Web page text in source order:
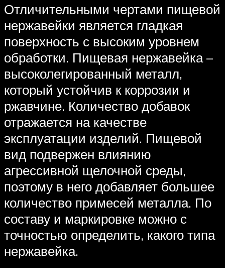
Отличительными чертами пищевой
нержавейки является гладкая
поверхность с высоким уровнем
обработки. Пищевая нержавейка –
высоколегированный металл,
который устойчив к коррозии и
ржавчине. Количество добавок
отражается на качестве
эксплуатации изделий. Пищевой
вид подвержен влиянию
агрессивной щелочной среды,
поэтому в него добавляет большее
количество примесей металла. По
составу и маркировке можно с
точностью определить, какого типа
нержавейка.